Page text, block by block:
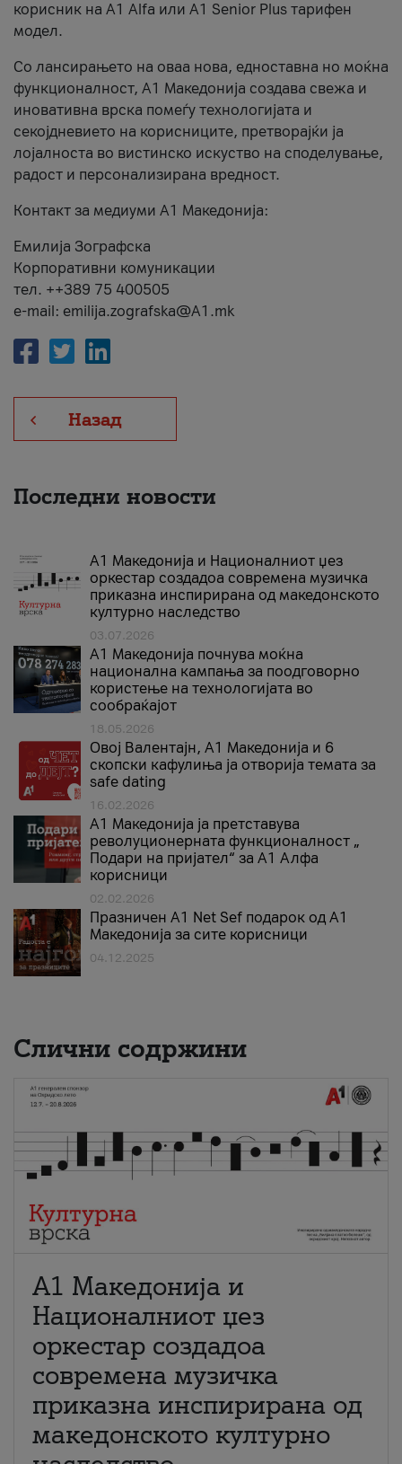
корисник на А1 Alfa или A1 Senior Plus тарифен
модел.
Со лансирањето на оваа нова, едноставна но моќна
функционалност, А1 Македонија создава свежа и
иновативна врска помеѓу технологијата и
секојдневието на корисниците, претворајќи ја
лојалноста во вистинско искуство на споделување,
радост и персонализирана вредност.
Контакт за медиуми А1 Македонија:
Емилија Зографска
Корпоративни комуникации
тел. ++389 75 400505
e-mail: emilija.zografska@A1.mk
Назад
Последни новости
А1 Македонија и Националниот џез
оркестар создадоа современа музичка
приказна инспирирана од македонското
културно наследство
03.07.2026
A1 Македонија почнува моќна
национална кампања за поодговорно
користење на технологијата во
сообраќајот
18.05.2026
Овој Валентајн, A1 Македонија и 6
скопски кафулиња ја отворија темата за
safe dating
16.02.2026
А1 Македонија ја претставува
револуционерната функционалност „
Подари на пријател“ за А1 Алфа
корисници
02.02.2026
Празничен A1 Net Sеf подарок од А1
Македонија за сите корисници
04.12.2025
Слични содржини
А1 Македонија и
Националниот џез
оркестар создадоа
современа музичка
приказна инспирирана од
македонското културно